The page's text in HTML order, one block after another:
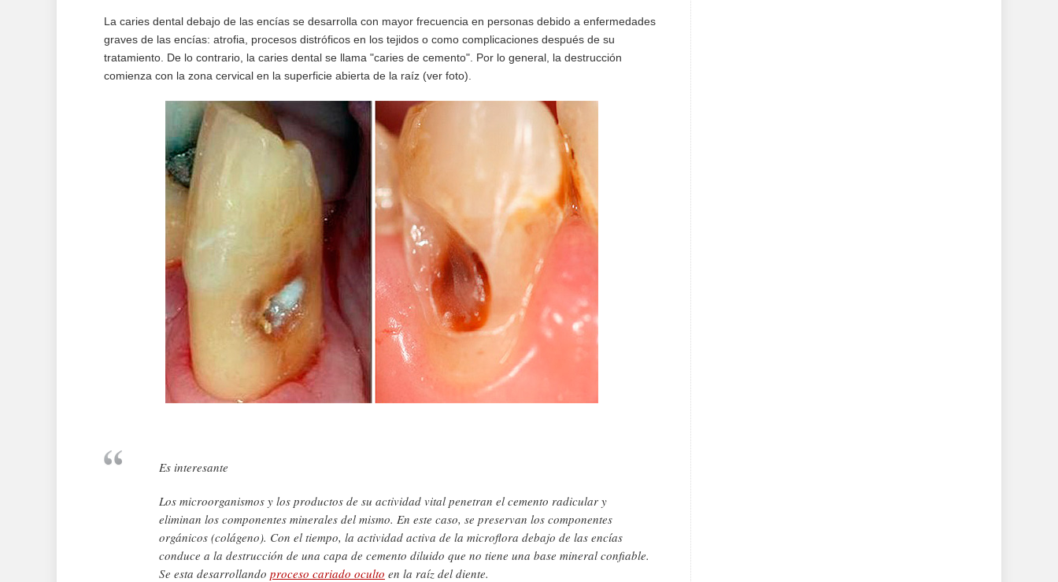
La caries dental debajo de las encías se desarrolla con mayor frecuencia en personas debido a enfermedades
graves de las encías: atrofia, procesos distróficos en los tejidos o como complicaciones después de su
tratamiento. De lo contrario, la caries dental se llama "caries de cemento". Por lo general, la destrucción
comienza con la zona cervical en la superficie abierta de la raíz (ver foto).
Es interesante
Los microorganismos y los productos de su actividad vital penetran el cemento radicular y
eliminan los componentes minerales del mismo. En este caso, se preservan los componentes
orgánicos (colágeno). Con el tiempo, la actividad activa de la microflora debajo de las encías
conduce a la destrucción de una capa de cemento diluido que no tiene una base mineral confiable.
Se esta desarrollando proceso cariado oculto en la raíz del diente.